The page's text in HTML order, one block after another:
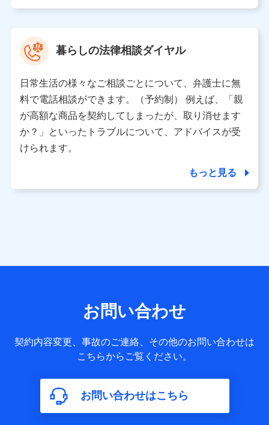
氏名、電話番号、メールアドレス、お客さまの識別子、属
性、連絡先、dポイントサービスのご利用に関する情報。例
として、dポイントカード番号、性別、年齢、家族構成、住
所、dポイント残高、dポイント利用履歴などが含まれます。
利用情報
当社又は株式会社NTTドコモが提供する各種サービスなどの
ご契約・ご利用などに関する情報。例として、当社又は株式
会社NTTドコモが提供する各種サービスのご契約状態・ご利
用履歴インターネット利用時の行動に関する情報、アプリケ
ーション利用時の行動に関する情報、購入されたサービスや
当社又は株式会社NTTドコモが提供する保険関連サービスに
送信履歴などの情報）が含まれます。
約に関する情報。例として、保険契約者及び被保険者の氏
名、住所、生年月日、性別、保険契約者と被保険者の関係、
保険加入の目的、保険商品の内容、保険料、保険料のお支払
年数などの情報、ペットの種類や年齢などの情報などが含ま
れます。
【共同して利用する者の範囲】
暮らしの法律相談ダイヤル
日常生活の様々なご相談ごとについて、弁護士に無
料で電話相談ができます。（予約制） 例えば、「親
が高額な商品を契約してしまったが、取り消せます
か？」といったトラブルについて、アドバイスが受
けられます。
もっと見る
お問い合わせ
契約内容変更、事故のご連絡、その他のお問い合わせは
こちらからご覧ください。
お問い合わせはこちら